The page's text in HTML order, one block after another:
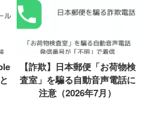
【詐欺】日本郵便「お荷物検
査室」を騙る自動音声電話に
注意（2026年7月）